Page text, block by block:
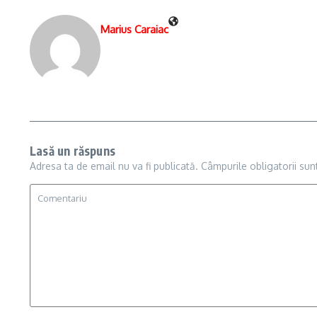
Marius Caraiac
Lasă un răspuns
Adresa ta de email nu va fi publicată. Câmpurile obligatorii